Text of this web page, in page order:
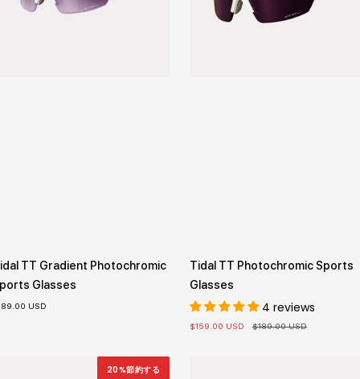
TT Gradient Photochromic
Glasses
USD
Tidal TT Photochromic Sports
Glasses
4 reviews
セ
$159.00 USD
通
$189.00 USD
20%節約する